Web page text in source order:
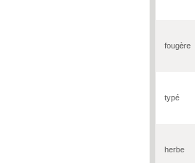
fougère
typé
herbe